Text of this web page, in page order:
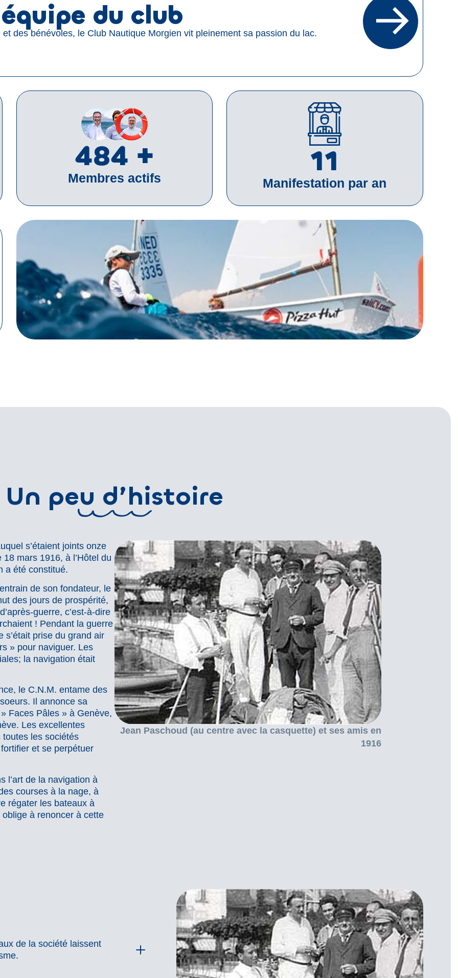
du club
et des bénévoles, le Club Nautique Morgien vit pleinement sa passion du lac.
650 +
Membres actifs 15
Manifestation par an
Un peu d’histoire
s’étaient joints onze
mars 1916, à l’Hôtel du
a été constitué.
de son fondateur, le
des jours de prospérité,
guerre, c’est-à-dire
! Pendant la guerre
s’était prise du grand air
» pour naviguer. Les
la navigation était
le C.N.M. entame des
Il annonce sa
Faces Pâles » à Genève,
Les excellentes
les sociétés
et se perpétuer
l’art de la navigation à
courses à la nage, à
régater les bateaux à
à renoncer à cette
Jean Paschoud (au centre avec la casquette) et ses amis en
1916
de la société laissent